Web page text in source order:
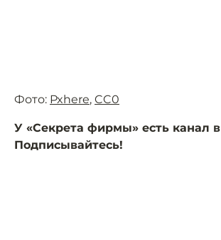
Фото: Pxhere, CC0
У «Секрета фирмы» есть канал в
Подписывайтесь!